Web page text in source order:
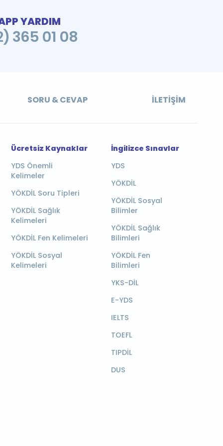
YARDIM
365 01 08
SORU & CEVAP İLETIŞIM
Ücretsiz Kaynaklar
YDS Önemli
Kelimeler
YÖKDİL Soru Tipleri
YÖKDİL Sağlık
Kelimeleri
YÖKDİL Fen Kelimeleri
YÖKDİL Sosyal
Kelimeleri
İngilizce Sınavlar
YDS
YÖKDİL
YÖKDİL Sosyal
Bilimler
YÖKDİL Sağlık
Bilimleri
YÖKDİL Fen
Bilimleri
YKS-DİL
E-YDS
IELTS
TOEFL
TIPDİL
DUS